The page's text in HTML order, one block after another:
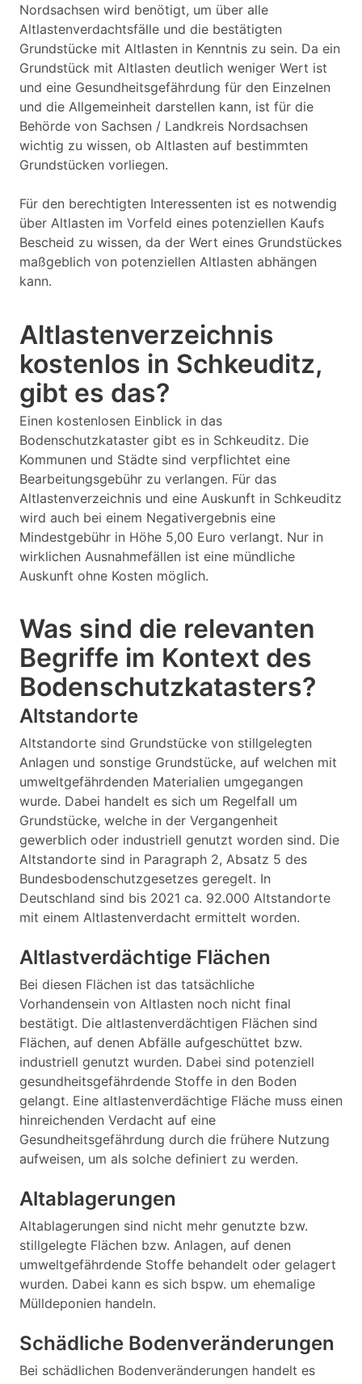
Nordsachsen wird benötigt, um über alle
Altlastenverdachtsfälle und die bestätigten
Grundstücke mit Altlasten in Kenntnis zu sein. Da ein
Grundstück mit Altlasten deutlich weniger Wert ist
und eine Gesundheitsgefährdung für den Einzelnen
und die Allgemeinheit darstellen kann, ist für die
Behörde von Sachsen / Landkreis Nordsachsen
wichtig zu wissen, ob Altlasten auf bestimmten
Grundstücken vorliegen.
Für den berechtigten Interessenten ist es notwendig
über Altlasten im Vorfeld eines potenziellen Kaufs
Bescheid zu wissen, da der Wert eines Grundstückes
maßgeblich von potenziellen Altlasten abhängen
kann.
Altlastenverzeichnis
kostenlos in Schkeuditz,
gibt es das?
Einen kostenlosen Einblick in das
Bodenschutzkataster gibt es in Schkeuditz. Die
Kommunen und Städte sind verpflichtet eine
Bearbeitungsgebühr zu verlangen. Für das
Altlastenverzeichnis und eine Auskunft in Schkeuditz
wird auch bei einem Negativergebnis eine
Mindestgebühr in Höhe 5,00 Euro verlangt. Nur in
wirklichen Ausnahmefällen ist eine mündliche
Auskunft ohne Kosten möglich.
Was sind die relevanten
Begriffe im Kontext des
Bodenschutzkatasters?
Altstandorte
Altstandorte sind Grundstücke von stillgelegten
Anlagen und sonstige Grundstücke, auf welchen mit
umweltgefährdenden Materialien umgegangen
wurde. Dabei handelt es sich um Regelfall um
Grundstücke, welche in der Vergangenheit
gewerblich oder industriell genutzt worden sind. Die
Altstandorte sind in Paragraph 2, Absatz 5 des
Bundesbodenschutzgesetzes geregelt. In
Deutschland sind bis 2021 ca. 92.000 Altstandorte
mit einem Altlastenverdacht ermittelt worden.
Altlastverdächtige Flächen
Bei diesen Flächen ist das tatsächliche
Vorhandensein von Altlasten noch nicht final
bestätigt. Die altlastenverdächtigen Flächen sind
Flächen, auf denen Abfälle aufgeschüttet bzw.
industriell genutzt wurden. Dabei sind potenziell
gesundheitsgefährdende Stoffe in den Boden
gelangt. Eine altlastenverdächtige Fläche muss einen
hinreichenden Verdacht auf eine
Gesundheitsgefährdung durch die frühere Nutzung
aufweisen, um als solche definiert zu werden.
Altablagerungen
Altablagerungen sind nicht mehr genutzte bzw.
stillgelegte Flächen bzw. Anlagen, auf denen
umweltgefährdende Stoffe behandelt oder gelagert
wurden. Dabei kann es sich bspw. um ehemalige
Mülldeponien handeln.
Schädliche Bodenveränderungen
Bei schädlichen Bodenveränderungen handelt es